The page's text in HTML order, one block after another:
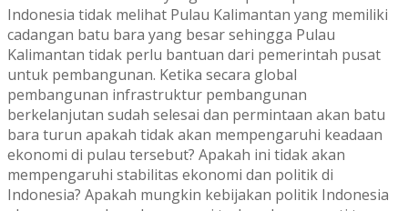
Indonesia tidak melihat Pulau Kalimantan yang memiliki
cadangan batu bara yang besar sehingga Pulau
Kalimantan tidak perlu bantuan dari pemerintah pusat
untuk pembangunan. Ketika secara global
pembangunan infrastruktur pembangunan
berkelanjutan sudah selesai dan permintaan akan batu
bara turun apakah tidak akan mempengaruhi keadaan
ekonomi di pulau tersebut? Apakah ini tidak akan
mempengaruhi stabilitas ekonomi dan politik di
Indonesia? Apakah mungkin kebijakan politik Indonesia